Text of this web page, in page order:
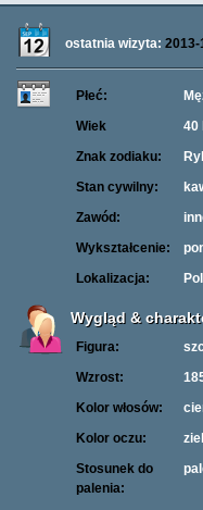
ostatnia wizyta: 2013-
Płeć:
Wiek
40
Znak zodiaku:
Stan cywilny:
Zawód:
Wykształcenie:
Lokalizacja:
Wygląd &
Figura:
Wzrost:
Kolor włosów:
Kolor oczu:
Stosunek do
palenia: